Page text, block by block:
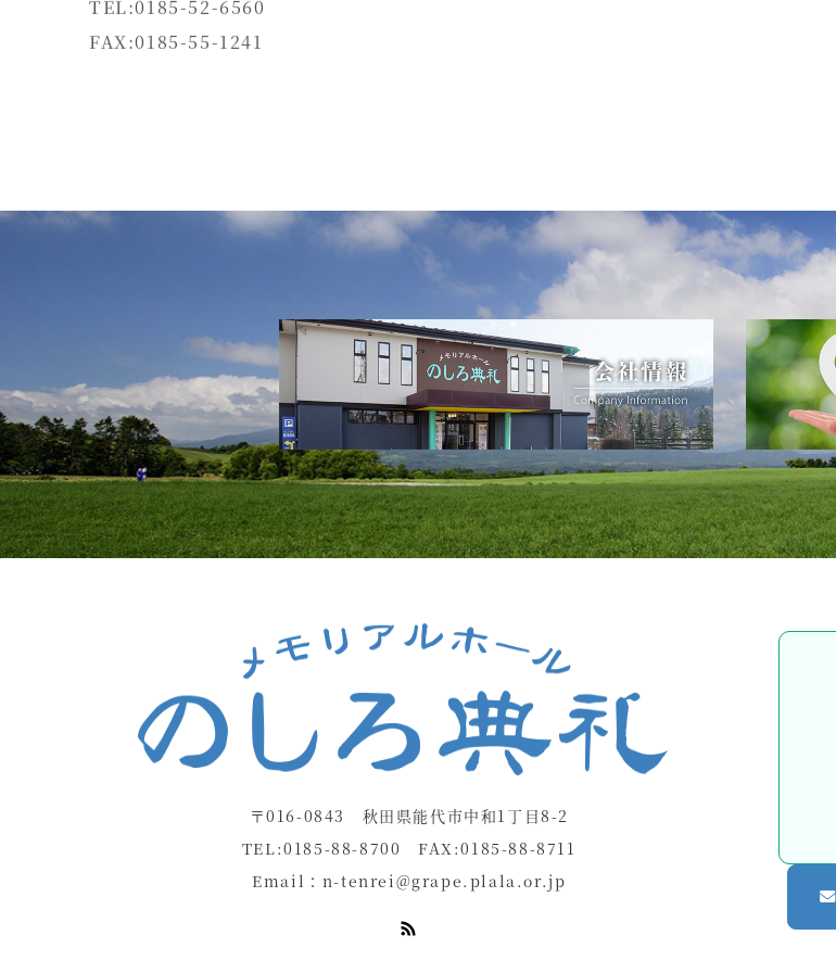
TEL:0185-52-6560
FAX:0185-55-1241
〒016-0843 秋田県能代市中和1丁目8-2
TEL:0185-88-8700 FAX:0185-88-8711
Email： n-tenrei@grape.plala.or.jp